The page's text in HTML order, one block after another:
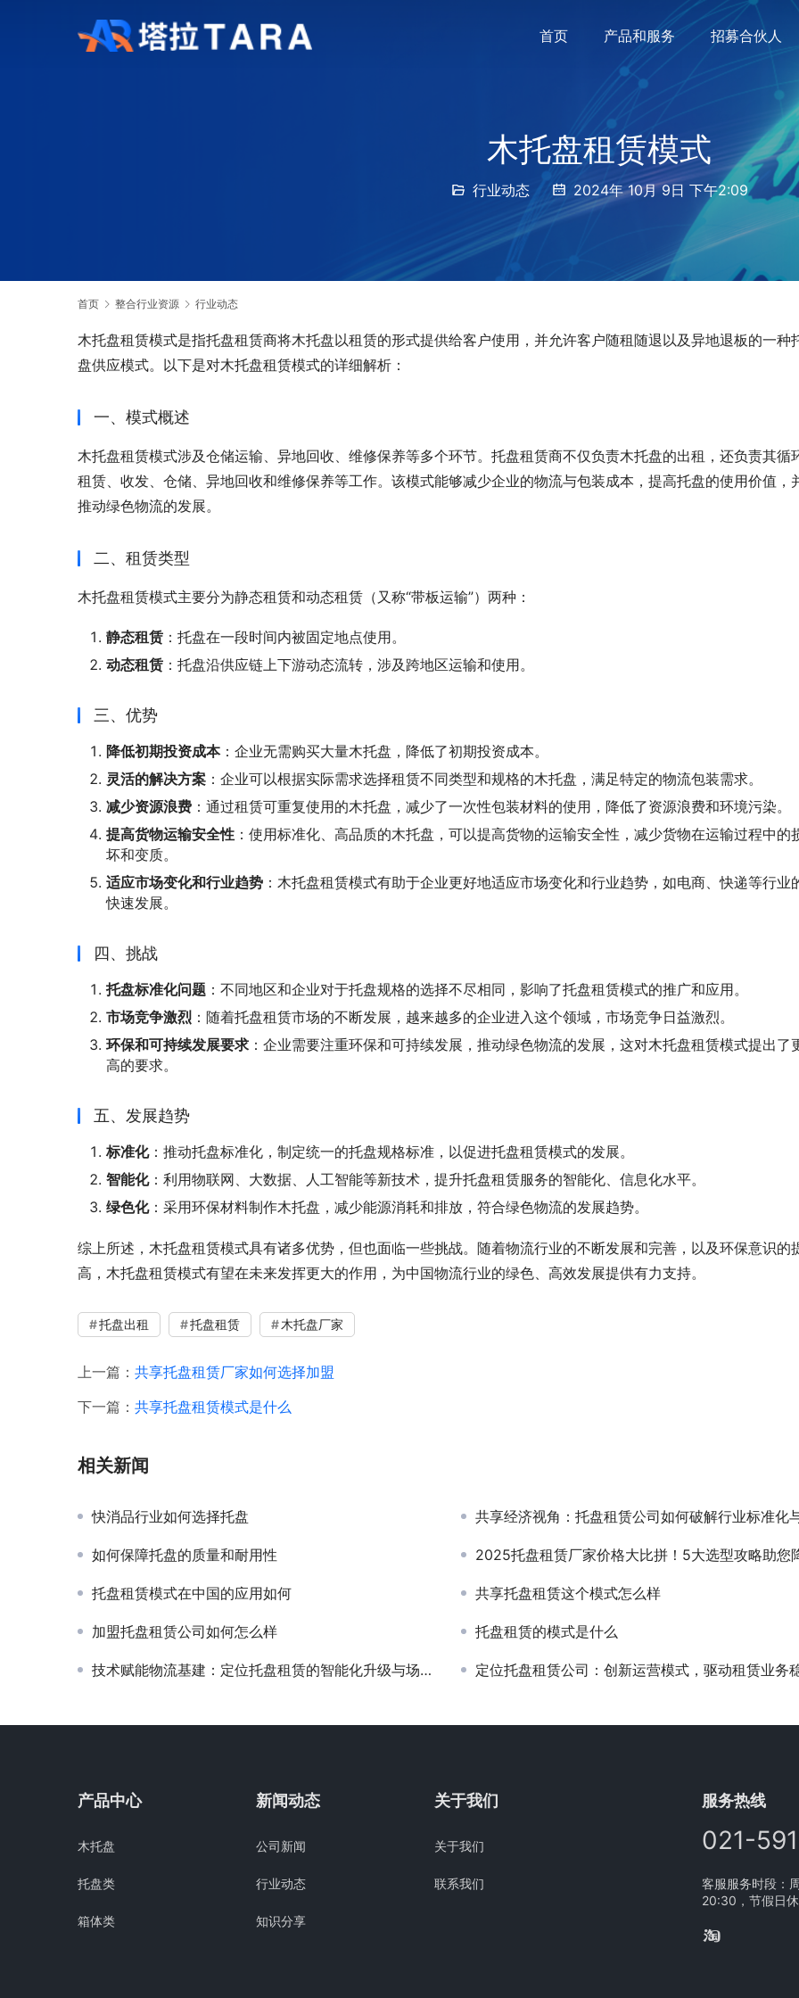
首页 产品和服务 招募合伙人
木托盘租赁模式
行业动态 2024年 10月 9日 下午2:09
首页 整合行业资源 行业动态
木托盘租赁模式是指托盘租赁商将木托盘以租赁的形式提供给客户使用，并允许客户随租随退以及异地退板的一种
盘供应模式。以下是对木托盘租赁模式的详细解析：
一、模式概述
木托盘租赁模式涉及仓储运输、异地回收、维修保养等多个环节。托盘租赁商不仅负责木托盘的出租，还负责其循
租赁、收发、仓储、异地回收和维修保养等工作。该模式能够减少企业的物流与包装成本，提高托盘的使用价值，
推动绿色物流的发展。
二、租赁类型
木托盘租赁模式主要分为静态租赁和动态租赁（又称“带板运输”）两种：
静态租赁 ：托盘在一段时间内被固定地点使用。
动态租赁 ：托盘沿供应链上下游动态流转，涉及跨地区运输和使用。
三、优势
降低初期投资成本：企业无需购买大量木托盘，降低了初期投资成本。
灵活的解决方案 ：企业可以根据实际需求选择租赁不同类型和规格的木托盘，满足特定的物流包装需求。
减少资源浪费 ：通过租赁可重复使用的木托盘，减少了一次性包装材料的使用，降低了资源浪费和环境污染。
提高货物运输安全性 ：使用标准化、高品质的木托盘，可以提高货物的运输安全性，减少货物在运输过程中的
坏和变质。
适应市场变化和行业趋势 ：木托盘租赁模式有助于企业更好地适应市场变化和行业趋势，如电商、快递等行业
快速发展。
四、挑战
托盘标准化问题 ：不同地区和企业对于托盘规格的选择不尽相同，影响了托盘租赁模式的推广和应用。
市场竞争激烈 ：随着托盘租赁市场的不断发展，越来越多的企业进入这个领域，市场竞争日益激烈。
环保和可持续发展要求 ：企业需要注重环保和可持续发展，推动绿色物流的发展，这对木托盘租赁模式提出了
高的要求。
五、发展趋势
标准化：推动托盘标准化，制定统一的托盘规格标准，以促进托盘租赁模式的发展。
智能化：利用物联网、大数据、人工智能等新技术，提升托盘租赁服务的智能化、信息化水平。
绿色化：采用环保材料制作木托盘，减少能源消耗和排放，符合绿色物流的发展趋势。
综上所述，木托盘租赁模式具有诸多优势，但也面临一些挑战。随着物流行业的不断发展和完善，以及环保意识的
高，木托盘租赁模式有望在未来发挥更大的作用，为中国物流行业的绿色、高效发展提供有力支持。
托盘出租 托盘租赁 木托盘厂家
上一篇： 共享托盘租赁厂家如何选择加盟
下一篇： 共享托盘租赁模式是什么
相关新闻
快消品行业如何选择托盘 共享经济视角：托盘租赁公司如何破解行业标准化与区域化难题
如何保障托盘的质量和耐用性 2025托盘租赁厂家价格大比拼！5大选型攻略助您降本
托盘租赁模式在中国的应用如何 共享托盘租赁这个模式怎么样
加盟托盘租赁公司如何怎么样 托盘租赁的模式是什么
技术赋能物流基建：定位托盘租赁的智能化升级与场景化应用 定位托盘租赁公司：创新运营模式，驱动租赁业务稳健增
产品中心
木托盘
托盘类
箱体类
新闻动态
公司新闻
行业动态
知识分享
关于我们
关于我们
联系我们
服务热线
021-
客服服务时段：
20:30，节假日